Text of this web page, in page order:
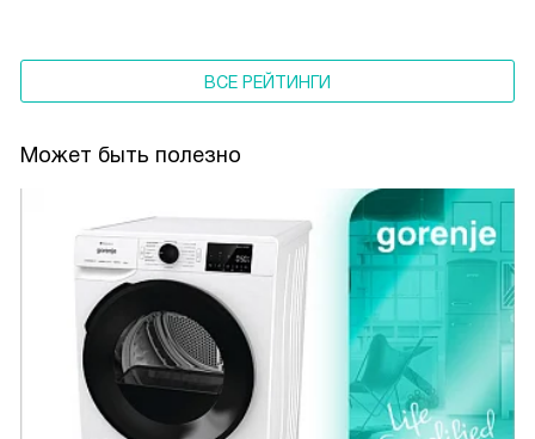
ВСЕ РЕЙТИНГИ
Может быть полезно